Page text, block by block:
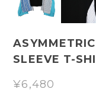
SLEEVE T-
¥6,480